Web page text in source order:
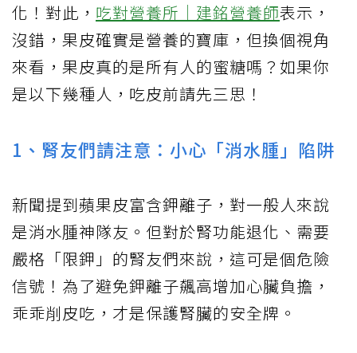
化！對此， 吃對營養所｜建銘營養師表示，
沒錯，果皮確實是營養的寶庫，但換個視角
來看，果皮真的是所有人的蜜糖嗎？如果你
是以下幾種人，吃皮前請先三思！
1、腎友們請注意：小心「消水腫」陷阱
新聞提到蘋果皮富含鉀離子，對一般人來說
是消水腫神隊友。但對於腎功能退化、需要
嚴格「限鉀」的腎友們來說，這可是個危險
信號！為了避免鉀離子飆高增加心臟負擔，
乖乖削皮吃，才是保護腎臟的安全牌。